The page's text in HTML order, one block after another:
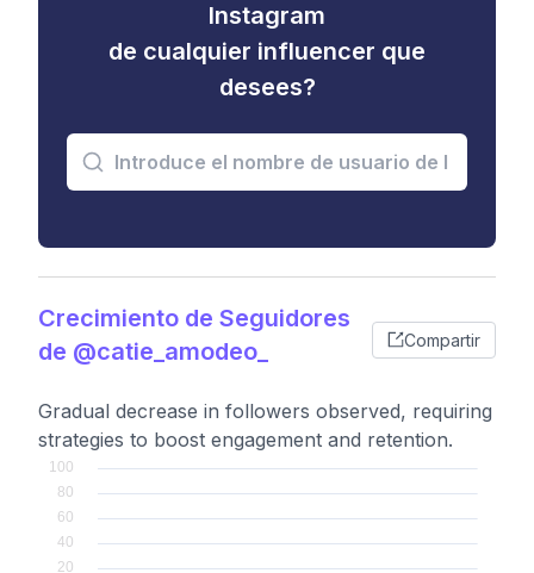
Instagram
de cualquier influencer que
desees?
Crecimiento de Seguidores
de @catie_amodeo_
Compartir
Gradual decrease in followers observed, requiring
strategies to boost engagement and retention.